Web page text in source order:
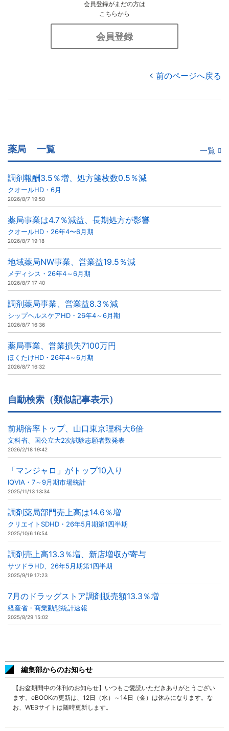
会員登録がまだの方は
こちらから
会員登録
前のページへ戻る
薬局 一覧 一覧
調剤報酬3.5％増、処方箋枚数0.5％減
クオールHD・6月
2026/8/7 19:50
薬局事業は4.7％減益、長期処方が影響
クオールHD・26年4〜6月期
2026/8/7 19:18
地域薬局NW事業、営業益19.5％減
メディシス・26年4～6月期
2026/8/7 17:40
調剤薬局事業、営業益8.3％減
シップヘルスケアHD・26年4～6月期
2026/8/7 16:36
薬局事業、営業損失7100万円
ほくたけHD・26年4～6月期
2026/8/7 16:32
自動検索（類似記事表示）
前期倍率トップ、山口東京理科大6倍
文科省、国公立大2次試験志願者数発表
2026/2/18 19:42
「マンジャロ」がトップ10入り
IQVIA・7～9月期市場統計
2025/11/13 13:34
調剤薬局部門売上高は14.6％増
クリエイトSDHD・26年5月期第1四半期
2025/10/6 16:54
調剤売上高13.3％増、新店増収が寄与
サツドラHD、26年5月期第1四半期
2025/9/19 17:23
7月のドラッグストア調剤販売額13.3％増
経産省・商業動態統計速報
2025/8/29 15:02
編集部からのお知らせ
【お盆期間中の休刊のお知らせ】いつもご愛読いただきありがとうござい
ます。eBOOKの更新は、12日（水）～14日（金）は休みになります。な
お、WEBサイトは随時更新します。